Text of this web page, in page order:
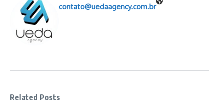
contato@uedaagency.com.br
Related Posts